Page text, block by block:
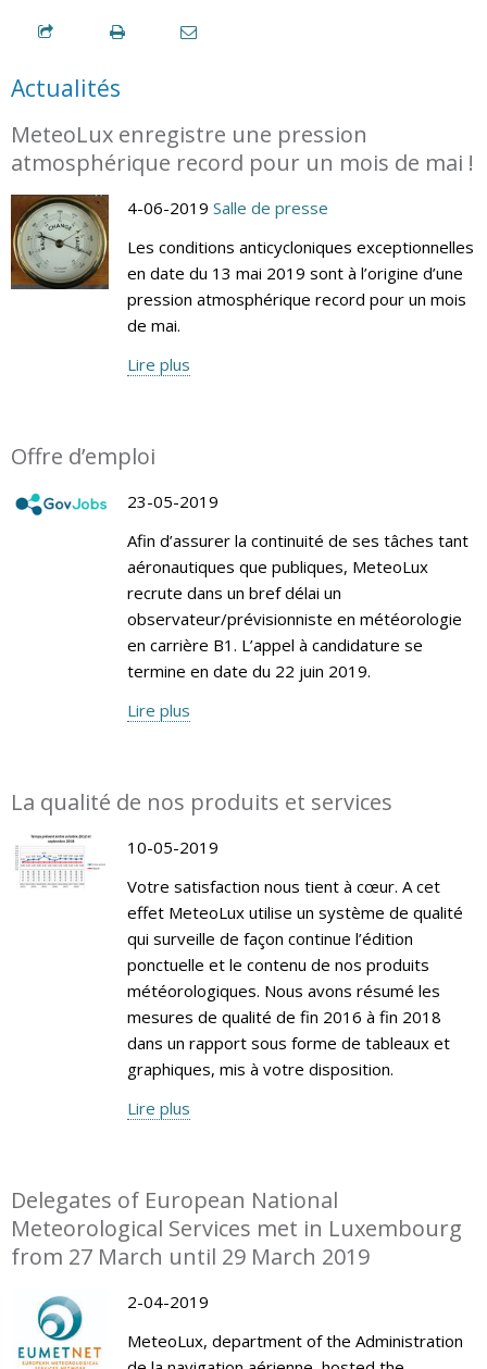
Actualités
MeteoLux enregistre une pression
atmosphérique record pour un mois de mai !
4-06-2019 Salle de presse
Les conditions anticycloniques exceptionnelles
en date du 13 mai 2019 sont à l’origine d’une
pression atmosphérique record pour un mois
de mai.
Lire plus
Offre d’emploi
23-05-2019
Afin d’assurer la continuité de ses tâches tant
aéronautiques que publiques, MeteoLux
recrute dans un bref délai un
observateur/prévisionniste en météorologie
en carrière B1. L’appel à candidature se
termine en date du 22 juin 2019.
Lire plus
La qualité de nos produits et services
10-05-2019
Votre satisfaction nous tient à cœur. A cet
effet MeteoLux utilise un système de qualité
qui surveille de façon continue l’édition
ponctuelle et le contenu de nos produits
météorologiques. Nous avons résumé les
mesures de qualité de fin 2016 à fin 2018
dans un rapport sous forme de tableaux et
graphiques, mis à votre disposition.
Lire plus
Delegates of European National
Meteorological Services met in Luxembourg
from 27 March until 29 March 2019
2-04-2019
MeteoLux, department of the Administration